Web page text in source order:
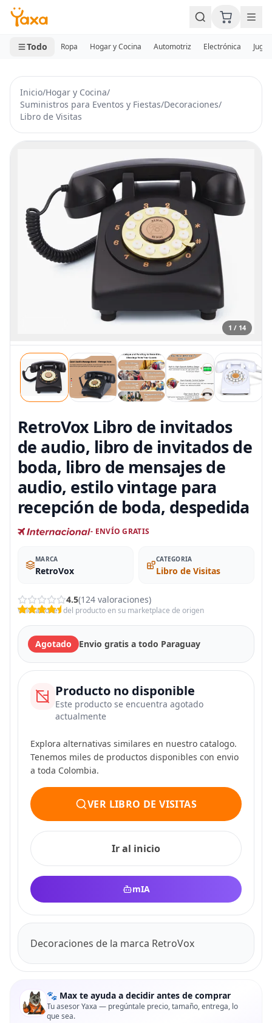
MINI CARRITO
0 productos
Todo Ropa Hogar y Cocina Automotriz Electrónica
Inicio/Hogar y Cocina/
Suministros para Eventos y Fiestas/Decoraciones/
Libro de Visitas
1 / 14
RetroVox Libro de invitados
de audio, libro de invitados de
boda, libro de mensajes de
audio, estilo vintage para
recepción de boda, despedida
- ENVÍO GRATIS
MARCA
RetroVox
CATEGORIA
Libro de Visitas
4.5(124 valoraciones)
Valoraciones del producto en su marketplace de origen
Agotado Envio gratis a todo Paraguay
Producto no disponible
Este producto se encuentra agotado
actualmente
Explora alternativas similares en nuestro catalogo.
Tenemos miles de productos disponibles con envio
a toda Colombia.
VER LIBRO DE VISITAS
Ir al inicio
mIA
Decoraciones de la marca RetroVox
🐾 Max te ayuda a decidir antes de comprar
Tu asesor Yaxa — pregúntale precio, tamaño, entrega, lo
que sea.